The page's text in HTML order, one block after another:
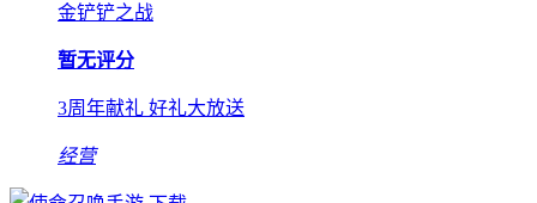
金铲铲之战
暂无评分
3周年献礼 好礼大放送
经营